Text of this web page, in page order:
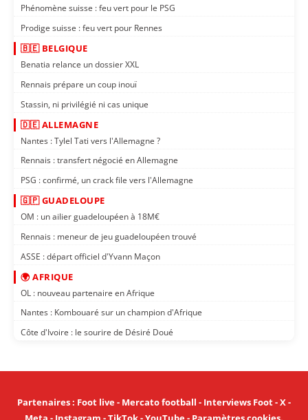
Phénomène suisse : feu vert pour le PSG
Prodige suisse : feu vert pour Rennes
🇧🇪 BELGIQUE
Benatia relance un dossier XXL
Rennais prépare un coup inouï
Stassin, ni privilégié ni cas unique
🇩🇪 ALLEMAGNE
Nantes : Tylel Tati vers l'Allemagne ?
Rennais : transfert négocié en Allemagne
PSG : confirmé, un crack file vers l'Allemagne
🇬🇵 GUADELOUPE
OM : un ailier guadeloupéen à 18M€
Rennais : meneur de jeu guadeloupéen trouvé
ASSE : départ officiel d'Yvann Maçon
🌍 AFRIQUE
OL : nouveau partenaire en Afrique
Nantes : Kombouaré sur un champion d'Afrique
Côte d'Ivoire : le sourire de Désiré Doué
Partenaires: Foot live- Mercato football - Interviews Foot-X-